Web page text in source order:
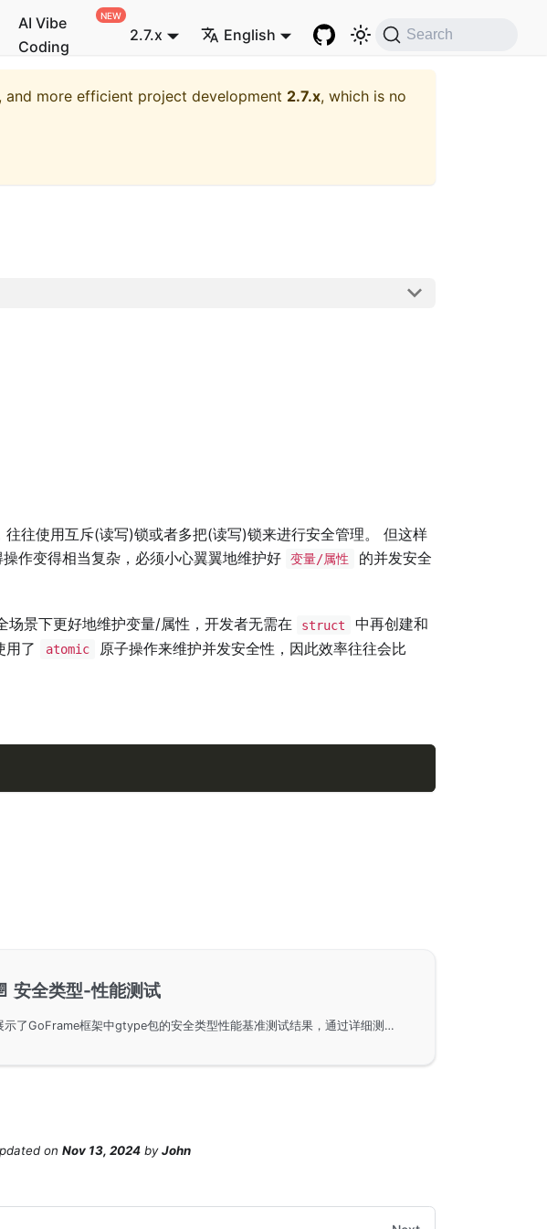
AI Vibe
Coding
2.7.x English Search
more efficient project development 2.7.x, which is no
往往使用互斥(读写)锁或者多把(读写)锁来进行安全管理。 但这样
作变得相当复杂，必须小心翼翼地维护好 变量/属性
的并发安全
景下更好地维护变量/属性，开发者无需在 struct
中再创建和
用了 atomic 原子操作来维护并发安全性，因此效率往往会比
安全类型-性能测试
展示了GoFrame框架中gtype包的安全类型性能基准测试结果，通过详细测试数据对比，分析不同数据类型的方法执行效率，为Go语言的开发者提供参考，提高并发编程中的数据处理能力。
on Nov 13, 2024 byJohn